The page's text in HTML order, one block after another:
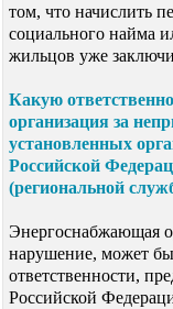
том, что начислить
социального найма
жильцов уже
Какую
организация за
установленных
Российской
(региональной
Энергоснабжающая
нарушение, может
ответственности,
Российской